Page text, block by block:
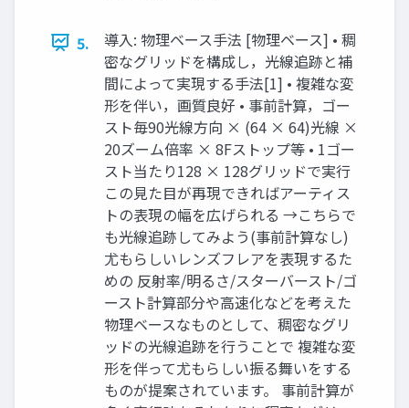
5.
導入: 物理ベース手法 [物理ベース] • 稠
密なグリッドを構成し，光線追跡と補
間によって実現する手法[1] • 複雑な変
形を伴い，画質良好 • 事前計算，ゴー
スト毎90光線方向 × (64 × 64)光線 ×
20ズーム倍率 × 8Fストップ等 • 1ゴー
スト当たり128 × 128グリッドで実行
この見た目が再現できればアーティス
トの表現の幅を広げられる →こちらで
も光線追跡してみよう(事前計算なし)
尤もらしいレンズフレアを表現するた
めの 反射率/明るさ/スターバースト/ゴ
ースト計算部分や高速化などを考えた
物理ベースなものとして、稠密なグリ
ッドの光線追跡を行うことで 複雑な変
形を伴って尤もらしい振る舞いをする
ものが提案されています。 事前計算が